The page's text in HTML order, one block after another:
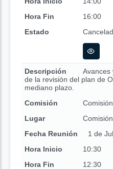
Hora Fin
16:00
Estado
Descripción
Avances
de la revisión del plan de
mediano plazo.
Comisión
Lugar
Fecha Reunión
1 de
Hora Inicio
10:30
Hora Fin
12:30